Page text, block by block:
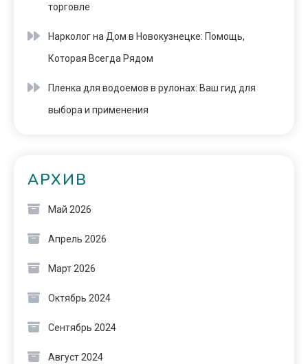
торговле
Нарколог на Дом в Новокузнецке: Помощь,
Которая Всегда Рядом
Пленка для водоемов в рулонах: Ваш гид для
выбора и применения
АРХИВ
Май 2026
Апрель 2026
Март 2026
Октябрь 2024
Сентябрь 2024
Август 2024